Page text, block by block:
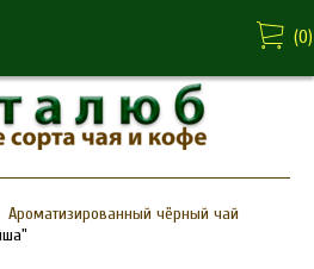
(0)
Ароматизированный чёрный чай